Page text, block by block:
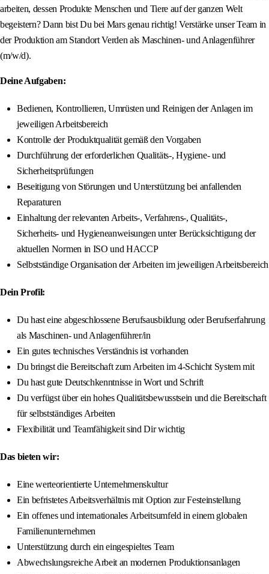
arbeiten, dessen Produkte Menschen und Tiere auf der ganzen Welt
begeistern? Dann bist Du bei Mars genau richtig! Verstärke unser Team in
der Produktion am Standort Verden als Maschinen- und Anlagenführer
(m/w/d).
Deine Aufgaben:
Bedienen, Kontrollieren, Umrüsten und Reinigen der Anlagen im
jeweiligen Arbeitsbereich
Kontrolle der Produktqualität gemäß den Vorgaben
Durchführung der erforderlichen Qualitäts-, Hygiene- und
Sicherheitsprüfungen
Beseitigung von Störungen und Unterstützung bei anfallenden
Reparaturen
Einhaltung der relevanten Arbeits-, Verfahrens-, Qualitäts-,
Sicherheits- und Hygieneanweisungen unter Berücksichtigung der
aktuellen Normen in ISO und HACCP
Selbstständige Organisation der Arbeiten im jeweiligen Arbeitsbereich
Dein Profil:
Du hast eine abgeschlossene Berufsausbildung oder Berufserfahrung
als Maschinen- und Anlagenführer/in
Ein gutes technisches Verständnis ist vorhanden
Du bringst die Bereitschaft zum Arbeiten im 4-Schicht System mit
Du hast gute Deutschkenntnisse in Wort und Schrift
Du verfügst über ein hohes Qualitätsbewusstsein und die Bereitschaft
für selbstständiges Arbeiten
Flexibilität und Teamfähigkeit sind Dir wichtig
Das bieten wir:
Eine werteorientierte Unternehmenskultur
Ein befristetes Arbeitsverhältnis mit Option zur Festeinstellung
Ein offenes und internationales Arbeitsumfeld in einem globalen
Familienunternehmen
Unterstützung durch ein eingespieltes Team
Abwechslungsreiche Arbeit an modernen Produktionsanlagen